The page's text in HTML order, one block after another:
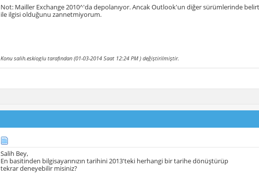
Not: Mailler Exchange 2010^'da depolanıyor. Ancak Outlook'un diğer sürümlerinde
ile ilgisi olduğunu zannetmiyorum.
Konu salih.eskioglu tarafından (01-03-2014 Saat 12:24 PM) değiştirilmiştir.
Salih Bey,
En basitinden bilgisayarınızın tarihini 2013'teki herhangi bir tarihe dönüştürüp
tekrar deneyebilir misiniz?